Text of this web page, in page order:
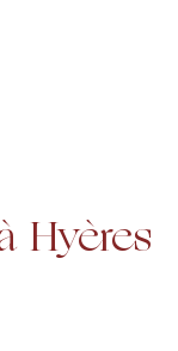
Hyères